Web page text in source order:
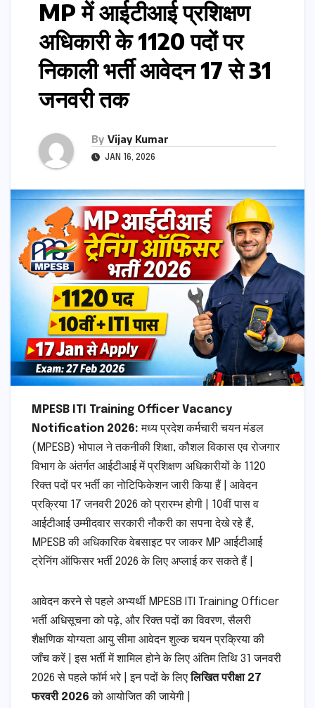
MP में आईटीआई प्रशिक्षण
अधिकारी के 1120 पदों पर
निकाली भर्ती आवेदन 17 से 31
जनवरी तक
By Vijay Kumar
JAN 16, 2026
MPESB ITI Training Officer Vacancy
Notification 2026:मध्य प्रदेश कर्मचारी चयन मंडल
(MPESB) भोपाल ने तकनीकी शिक्षा, कौशल विकास एव रोजगार
विभाग के अंतर्गत आईटीआई में प्रशिक्षण अधिकारीयों के 1120
रिक्त पदों पर भर्ती का नोटिफिकेशन जारी किया हैं | आवेदन
प्रक्रिया 17 जनवरी 2026 को प्रारम्भ होगी | 10वीं पास व
आईटीआई उम्मीदवार सरकारी नौकरी का सपना देखे रहे हैं,
MPESB की अधिकारिक वेबसाइट पर जाकर MP आईटीआई
ट्रेनिंग ऑफिसर भर्ती 2026 के लिए अप्लाई कर सकते हैं |
आवेदन करने से पहले अभ्यर्थी MPESB ITI Training Officer
भर्ती अधिसूचना को पढ़े, और रिक्त पदों का विवरण, सैलरी
शैक्षणिक योग्यता आयु सीमा आवेदन शुल्क चयन प्रक्रिया की
जाँच करें | इस भर्ती में शामिल होने के लिए अंतिम तिथि 31 जनवरी
2026 से पहले फॉर्म भरे | इन पदों के लिएलिखित परीक्षा 27
फरवरी 2026 को आयोजित की जायेगी |